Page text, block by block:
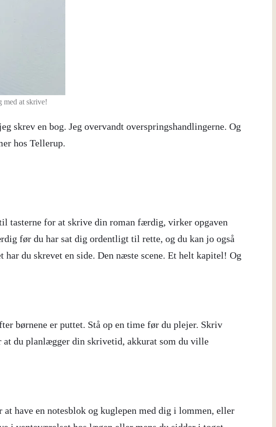
med at skrive!
skrev en bog. Jeg overvandt overspringshandlingerne. Og
hos Tellerup.
tasterne for at skrive din roman færdig, virker opgaven
før du har sat dig ordentligt til rette, og du kan jo også
du skrevet en side. Den næste scene. Et helt kapitel! Og
børnene er puttet. Stå op en time før du plejer. Skriv
du planlægger din skrivetid, akkurat som du ville
have en notesblok og kuglepen med dig i lommen, eller